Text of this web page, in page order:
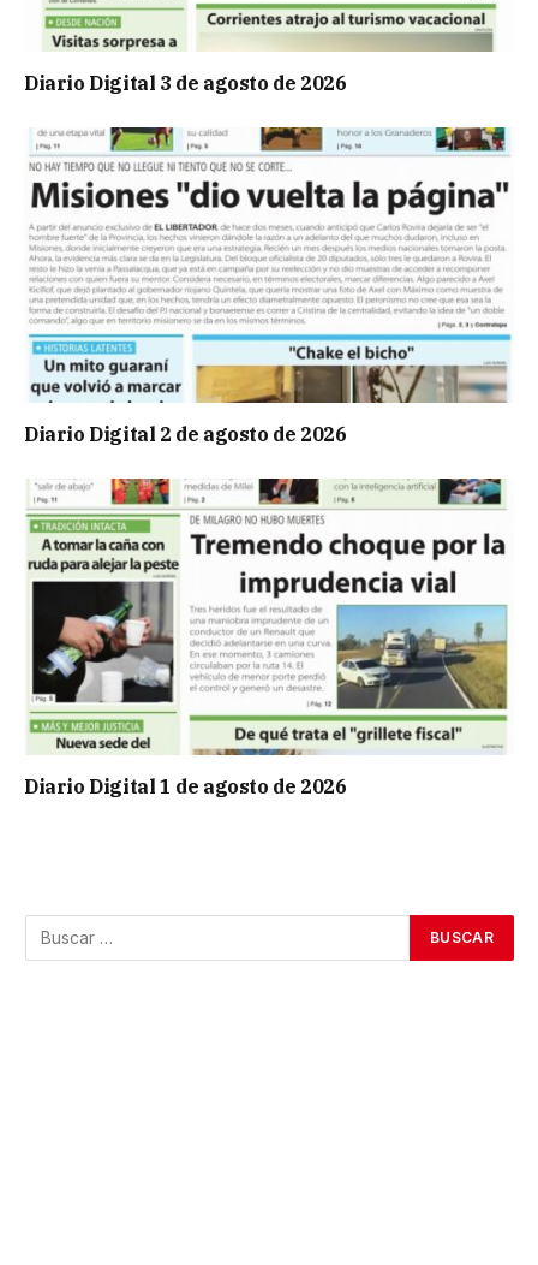
Diario Digital 3 de agosto de 2026
Diario Digital 2 de agosto de 2026
Diario Digital 1 de agosto de 2026